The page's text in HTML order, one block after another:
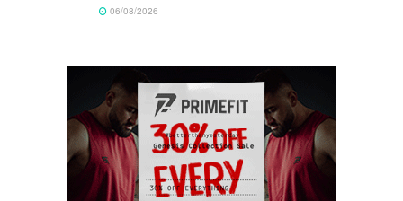
06/08/2026